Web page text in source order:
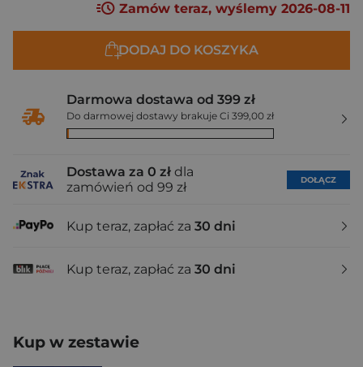
Zamów teraz, wyślemy 2026-08-11
DODAJ DO KOSZYKA
Darmowa dostawa od 399 zł
Do darmowej dostawy brakuje Ci 399,00 zł
Dostawa za 0 zł dla
zamówień od 99 zł
DOŁĄCZ
Kup teraz, zapłać za 30 dni
Kup teraz, zapłać za 30 dni
Kup w zestawie